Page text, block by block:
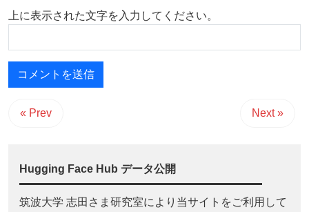
上に表示された文字を入力してください。
« Prev Next »
Hugging Face Hub データ公開
筑波大学 志田さま研究室により当サイトをご利用して